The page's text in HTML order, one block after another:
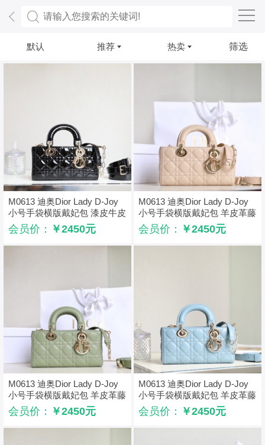
默认 推荐 热卖 筛选
M0613 迪奥Dior Lady D-Joy
小号手袋横版戴妃包 漆皮牛皮
革藤格纹 黑色
会员价： ￥2450元
M0613 迪奥Dior Lady D-Joy
小号手袋横版戴妃包 羊皮革藤
格纹 裸粉色
会员价： ￥2450元
M0613 迪奥Dior Lady D-Joy
小号手袋横版戴妃包 羊皮革藤
格纹 绿色
会员价： ￥2450元
M0613 迪奥Dior Lady D-Joy
小号手袋横版戴妃包 羊皮革藤
格纹 蓝色
会员价： ￥2450元